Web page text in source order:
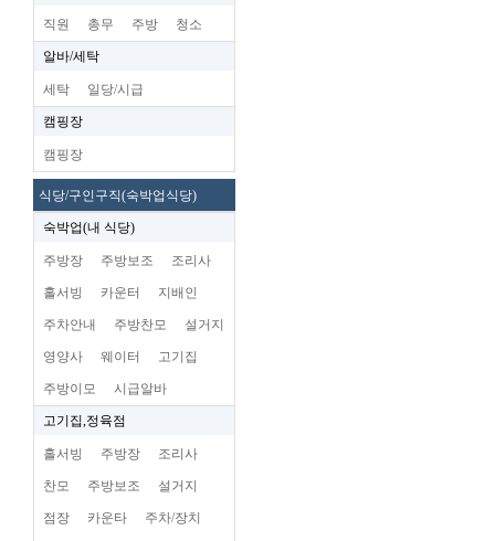
직원 총무 주방 청소
알바/세탁
세탁 일당/시급
캠핑장
캠핑장
식당/구인구직(숙박업식당)
숙박업(내 식당)
주방장 주방보조 조리사
홀서빙 카운터 지배인
주차안내 주방찬모 설거지
영양사 웨이터 고기집
주방이모 시급알바
고기집,정육점
홀서빙 주방장 조리사
찬모 주방보조 설거지
점장 카운타 주차/장치